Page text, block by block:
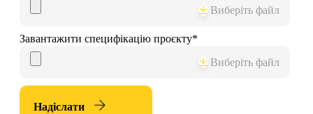
Виберіть файл
Завантажити специфікацію проєкту*
Виберіть файл
Надіслати